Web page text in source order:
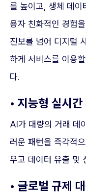
를 높이고, 생체 데이
용자 친화적인 경험
진보를 넘어 디지털
하게 서비스를 이용
다.
• 지능형 실시
AI가 대량의 거래 데
러운 패턴을 즉각적
우고 데이터 유출 및
• 글로벌 규제